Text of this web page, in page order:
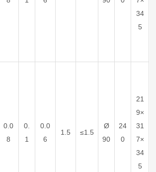
34
5
0.0
8
0.
1
0.0
6
1.5 ≤1.5
Ø
90
24
0
21
9×
31
7×
34
5